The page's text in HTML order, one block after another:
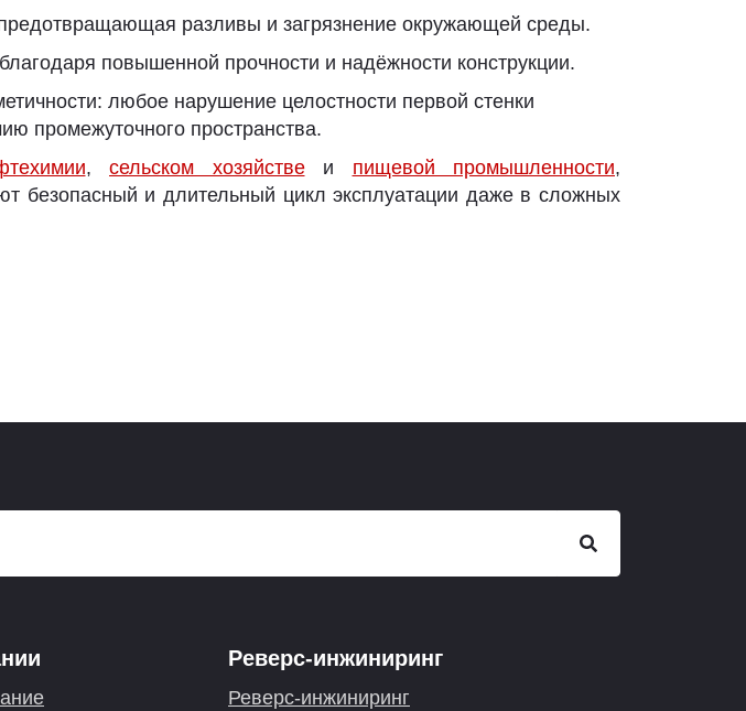
разливы и загрязнение окружающей среды.
повышенной прочности и надёжности конструкции.
любое нарушение целостности первой стенки
промежуточного пространства.
, сельском хозяйствеи пищевой промышленности,
безопасный и длительный цикл эксплуатации даже в сложных
Реверс-инжиниринг
Реверс-инжиниринг